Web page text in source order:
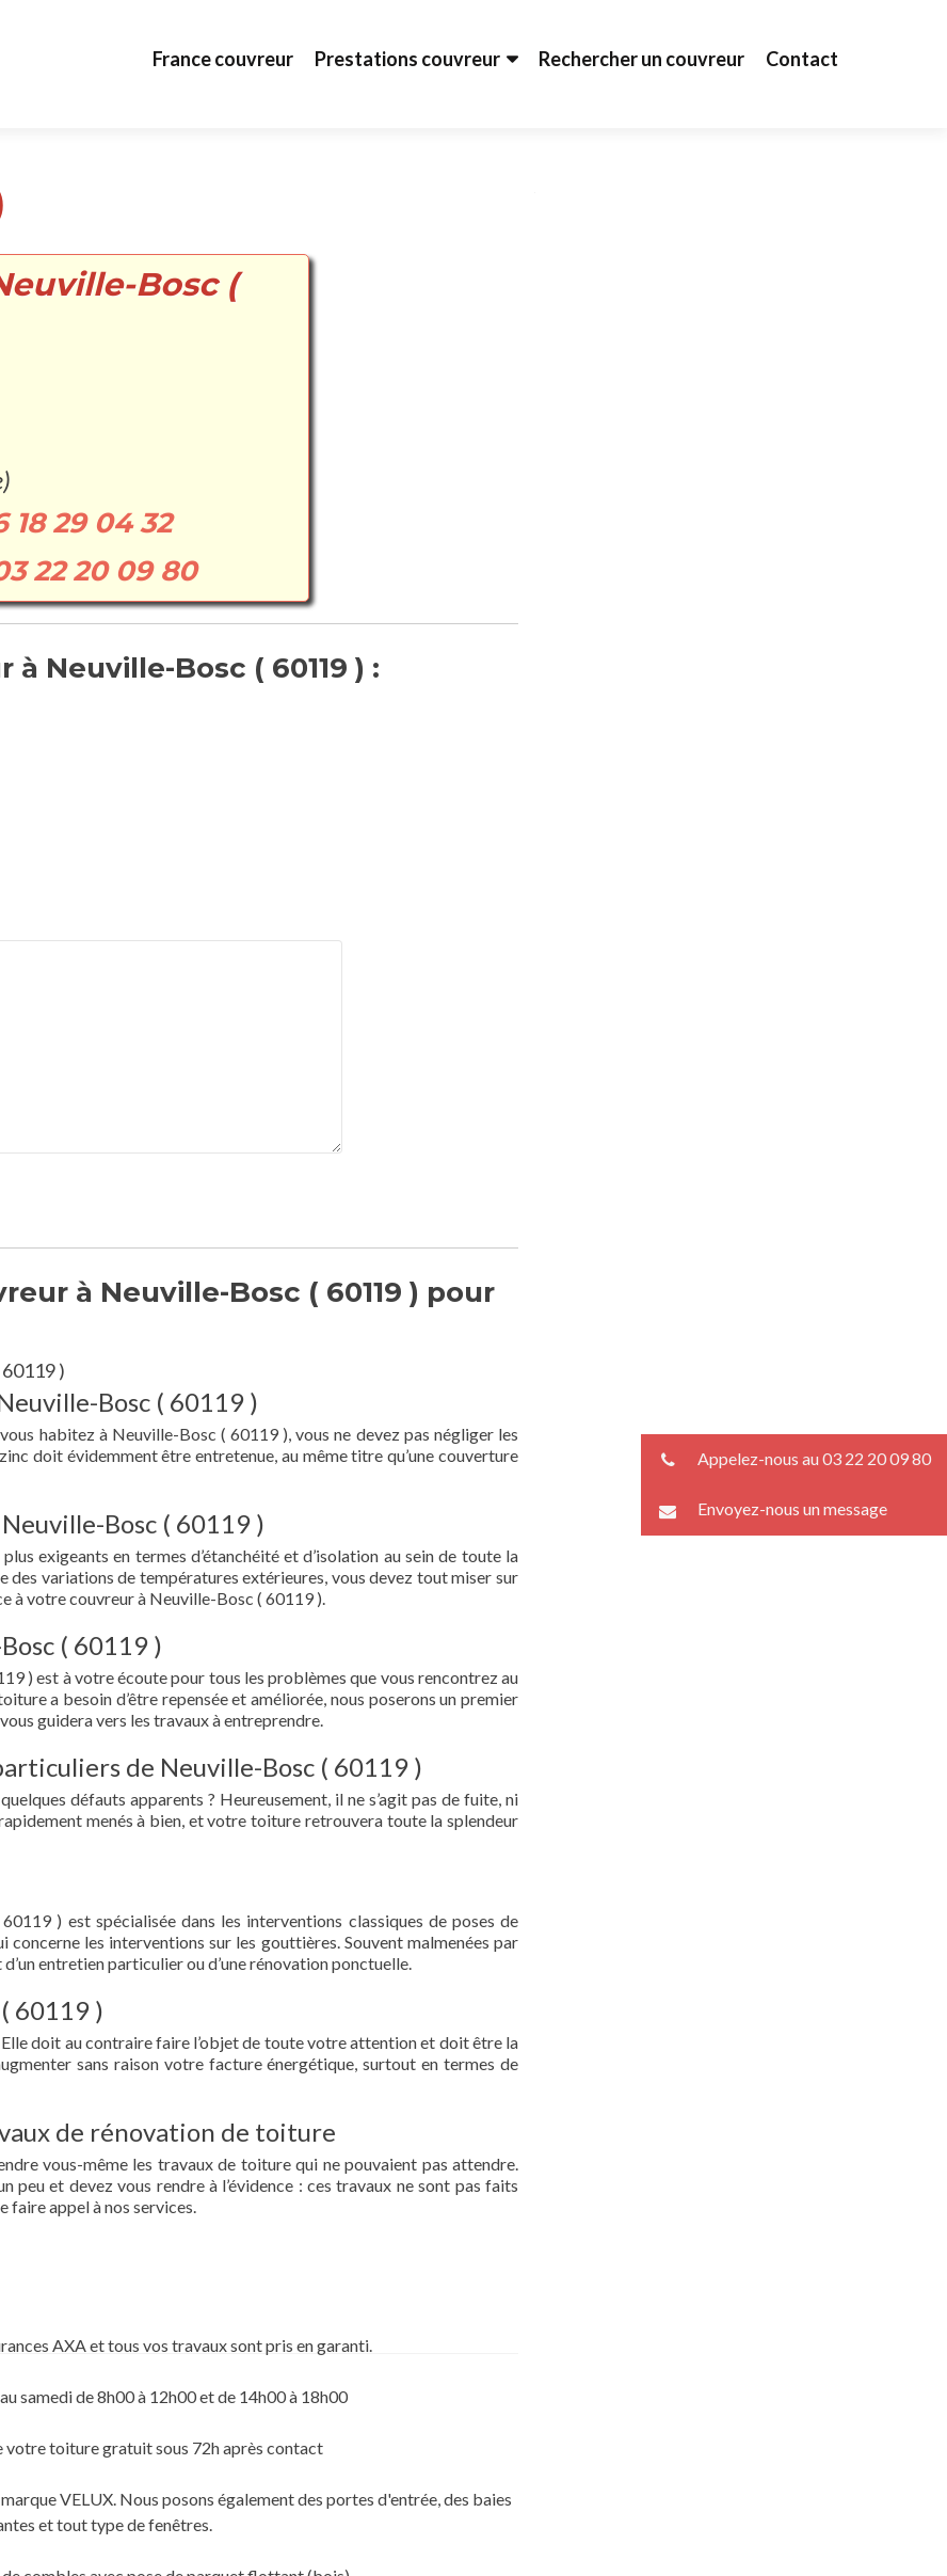
France couvreur Prestations couvreur Rechercher un couvreur Contact
Bosc (
18 29 04 32
22 20 09 80
Neuville-Bosc ( 60119 ) :
à Neuville-Bosc ( 60119 ) pour
)
Bosc ( 60119 )
habitez à Neuville-Bosc ( 60119 ), vous ne devez pas négliger les
doit évidemment être entretenue, au même titre qu’une couverture
Bosc ( 60119 )
exigeants en termes d’étanchéité et d’isolation au sein de toute la
variations de températures extérieures, vous devez tout miser sur
à votre couvreur à Neuville-Bosc ( 60119 ).
( 60119 )
) est à votre écoute pour tous les problèmes que vous rencontrez au
a besoin d’être repensée et améliorée, nous poserons un premier
guidera vers les travaux à entreprendre.
de Neuville-Bosc ( 60119 )
défauts apparents ? Heureusement, il ne s’agit pas de fuite, ni
menés à bien, et votre toiture retrouvera toute la splendeur
) est spécialisée dans les interventions classiques de poses de
concerne les interventions sur les gouttières. Souvent malmenées par
entretien particulier ou d’une rénovation ponctuelle.
60119 )
doit au contraire faire l’objet de toute votre attention et doit être la
sans raison votre facture énergétique, surtout en termes de
de rénovation de toiture
vous-même les travaux de toiture qui ne pouvaient pas attendre.
peu et devez vous rendre à l’évidence : ces travaux ne sont pas faits
faire appel à nos services.
AXA et tous vos travaux sont pris en garanti.
samedi de 8h00 à 12h00 et de 14h00 à 18h00
votre toiture gratuit sous 72h après contact
VELUX. Nous posons également des portes d'entrée, des baies
et tout type de fenêtres.
Appelez-nous au 03 22 20 09 80
Envoyez-nous un message